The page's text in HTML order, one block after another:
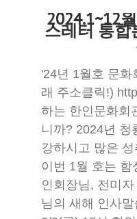
2024.1~12
스레터 통합
'24년 1월호 문
래 주소클릭!)
하는 한인문화회
니까? 2024년 청
강하시고 많은
이번 1월 호는 함
인회장님, 전미
님의 새해 인사